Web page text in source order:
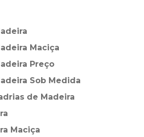
Maciça
Preço
Sob Medida
de Madeira
Maciça